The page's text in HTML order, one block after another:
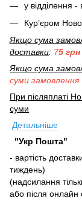
у відділення -
Кур’єром
Якщо сума
доставки: 75 грн
Якщо сума
суми замовлення
При післяплаті
суми
Детальніше
"Укр Пошта"
- вартість
тиждень)
(надсилання
або після онлайн